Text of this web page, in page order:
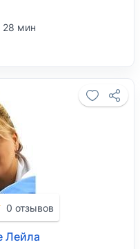
28 мин
0 отзывов
Лейла